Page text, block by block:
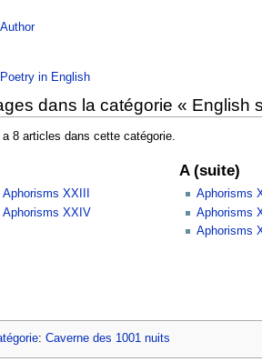
Author
Poetry in English
dans la catégorie « English
a 8 articles dans cette catégorie.
Aphorisms XXIII
Aphorisms XXIV
A (suite)
Aphorisms
Aphorisms
Aphorisms
: Caverne des 1001 nuits